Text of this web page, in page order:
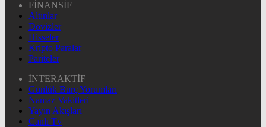
FİNANSİF
Altınlar
Dövizler
Hisseler
Kripto Paralar
Pariteler
İNTERAKTİF
Günlük Burç Yorumları
Namaz Vakitleri
Yayın Akışları
Canlı Tv